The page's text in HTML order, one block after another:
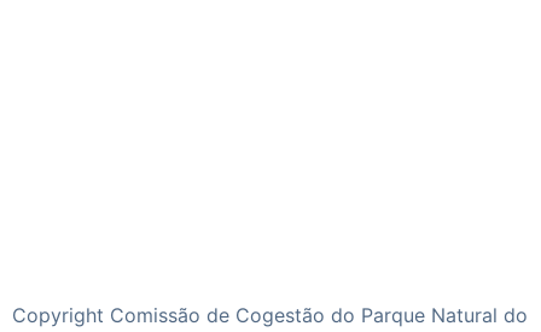
Copyright Comissão de Cogestão do Parque Natural do